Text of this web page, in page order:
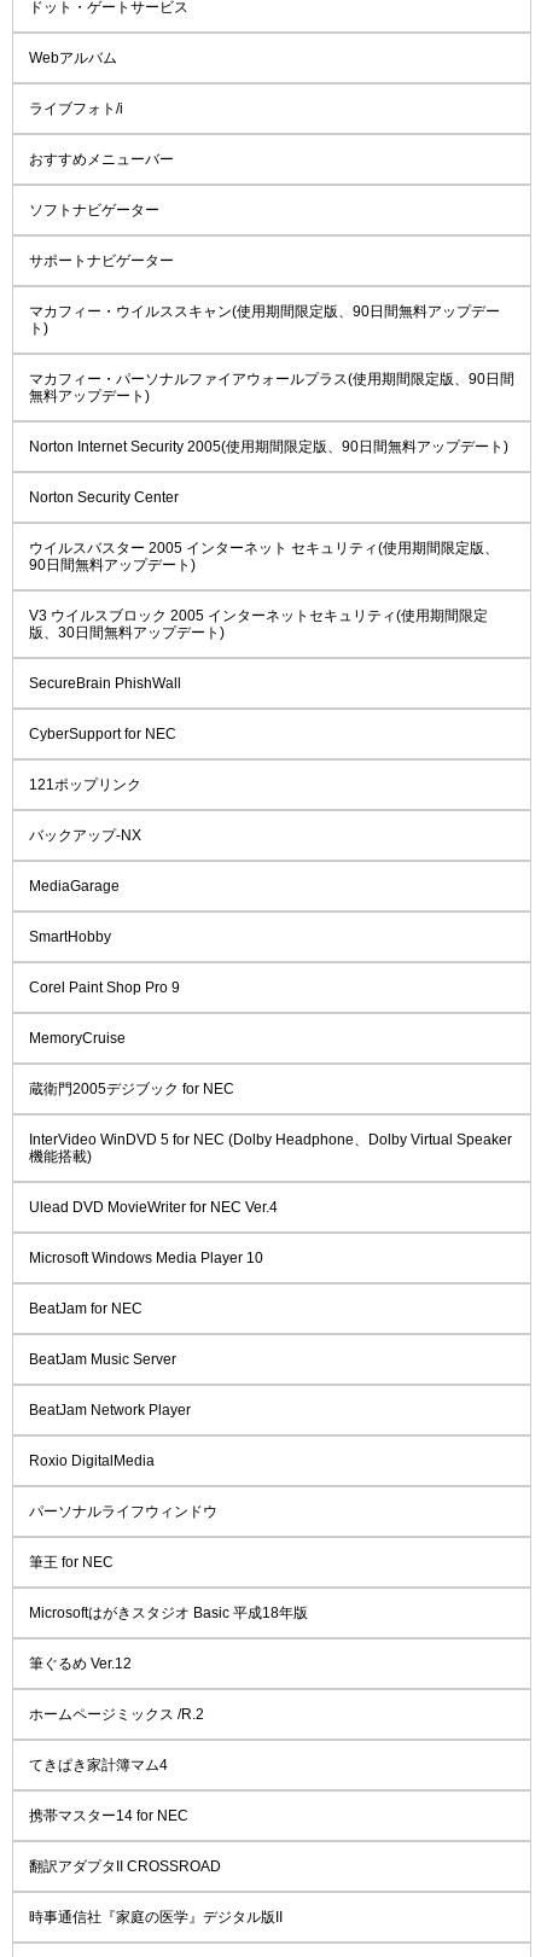
ドット・ゲートサービス
Webアルバム
ライブフォト/i
おすすめメニューバー
ソフトナビゲーター
サポートナビゲーター
マカフィー・ウイルススキャン(使用期間限定版、90日間無料アップデー
ト)
マカフィー・パーソナルファイアウォールプラス(使用期間限定版、90日間
無料アップデート)
Norton Internet Security 2005(使用期間限定版、90日間無料アップデート)
Norton Security Center
ウイルスバスター 2005 インターネット セキュリティ(使用期間限定版、
90日間無料アップデート)
V3 ウイルスブロック 2005 インターネットセキュリティ(使用期間限定
版、30日間無料アップデート)
SecureBrain PhishWall
CyberSupport for NEC
121ポップリンク
バックアップ-NX
MediaGarage
SmartHobby
Corel Paint Shop Pro 9
MemoryCruise
蔵衛門2005デジブック for NEC
InterVideo WinDVD 5 for NEC (Dolby Headphone、Dolby Virtual Speaker
機能搭載)
Ulead DVD MovieWriter for NEC Ver.4
Microsoft Windows Media Player 10
BeatJam for NEC
BeatJam Music Server
BeatJam Network Player
Roxio DigitalMedia
パーソナルライフウィンドウ
筆王 for NEC
Microsoftはがきスタジオ Basic 平成18年版
筆ぐるめ Ver.12
ホームページミックス /R.2
てきぱき家計簿マム4
携帯マスター14 for NEC
翻訳アダプタII CROSSROAD
時事通信社『家庭の医学』デジタル版II